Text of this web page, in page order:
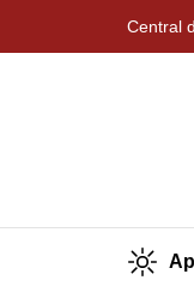
Central